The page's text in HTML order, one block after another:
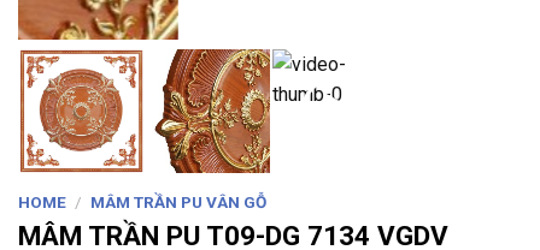
HOME / MÂM TRẦN PU VÂN GỖ
MÂM TRẦN PU T09-DG 7134 VGDV
Thông số kỹ thuật: